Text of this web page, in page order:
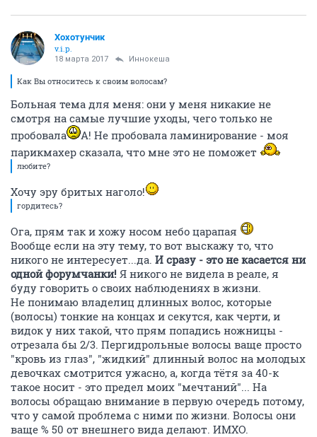
Хохотунчик
v.i.p.
18 марта 2017 Иннокеша
Как Вы относитесь к своим волосам?
Больная тема для меня: они у меня никакие не
смотря на самые лучшие уходы, чего только не
пробовала
А! Не пробовала ламинирование - моя
парикмахер сказала, что мне это не поможет
любите?
Хочу эру бритых наголо!
гордитесь?
Ога, прям так и хожу носом небо царапая
Вообще если на эту тему, то вот выскажу то, что
никого не интересует...да. И сразу - это не касается ни
одной форумчанки! Я никого не видела в реале, я
буду говорить о своих наблюдениях в жизни.
Не понимаю владелиц длинных волос, которые
(волосы) тонкие на концах и секутся, как черти, и
видок у них такой, что прям попадись ножницы -
отрезала бы 2/3. Пергидрольные волосы ваще просто
"кровь из глаз", "жидкий" длинный волос на молодых
девочках смотрится ужасно, а, когда тётя за 40-к
такое носит - это предел моих "мечтаний"... На
волосы обращаю внимание в первую очередь потому,
что у самой проблема с ними по жизни. Волосы они
ваще % 50 от внешнего вида делают. ИМХО.